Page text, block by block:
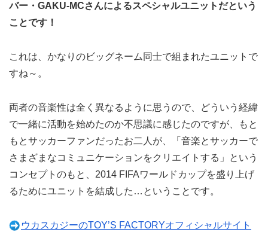
バー・GAKU-MCさんによるスペシャルユニットだという
ことです！
これは、かなりのビッグネーム同士で組まれたユニットで
すね～。
両者の音楽性は全く異なるように思うので、どういう経緯
で一緒に活動を始めたのか不思議に感じたのですが、もと
もとサッカーファンだったお二人が、「音楽とサッカーで
さまざまなコミュニケーションをクリエイトする」という
コンセプトのもと、2014 FIFAワールドカップを盛り上げ
るためにユニットを結成した…ということです。
ウカスカジーのTOY’S FACTORYオフィシャルサイト